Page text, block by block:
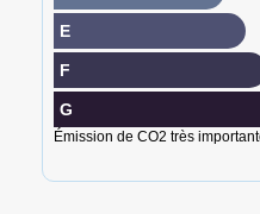
E
F
G
Émission de CO2 très